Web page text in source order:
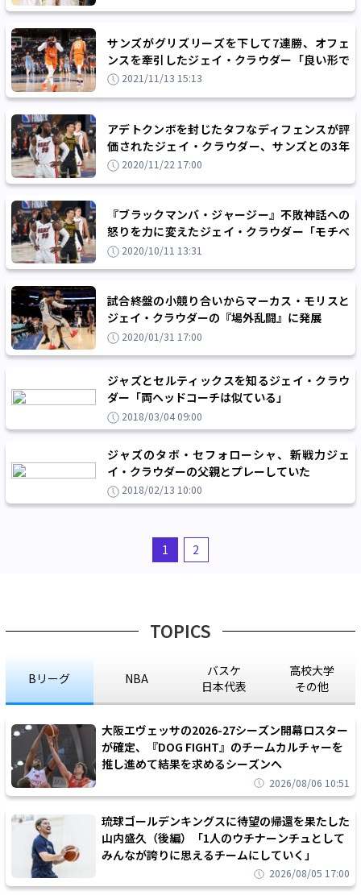
サンズがグリズリーズを下して7連勝、オフェ
ンスを牽引したジェイ・クラウダー「良い形で
遠征をスタートさせたかった」
2021/11/13 15:13
アデトクンボを封じたタフなディフェンスが評
価されたジェイ・クラウダー、サンズとの3年
契約にサイン
2020/11/22 17:00
『ブラックマンバ・ジャージー』不敗神話への
怒りを力に変えたジェイ・クラウダー「モチベ
ーションになった」
2020/10/11 13:31
試合終盤の小競り合いからマーカス・モリスと
ジェイ・クラウダーの『場外乱闘』に発展
2020/01/31 17:00
ジャズとセルティックスを知るジェイ・クラウ
ダー「両ヘッドコーチは似ている」
2018/03/04 09:00
ジャズのタボ・セフォローシャ、新戦力ジェ
イ・クラウダーの父親とプレーしていた
2018/02/13 10:00
1 2
TOPICS
Bリーグ NBA
バスケ
日本代表
高校大学
その他
大阪エヴェッサの2026-27シーズン開幕ロスター
が確定、『DOG FIGHT』のチームカルチャーを
推し進めて結果を求めるシーズンへ
2026/08/06 10:51
琉球ゴールデンキングスに待望の帰還を果たした
山内盛久（後編）「1人のウチナーンチュとして
みんなが誇りに思えるチームにしていく」
2026/08/05 17:00